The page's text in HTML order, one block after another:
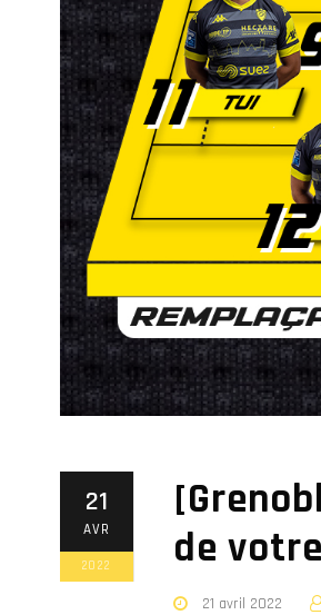
21
AVR
2022
de
21 avril 2022